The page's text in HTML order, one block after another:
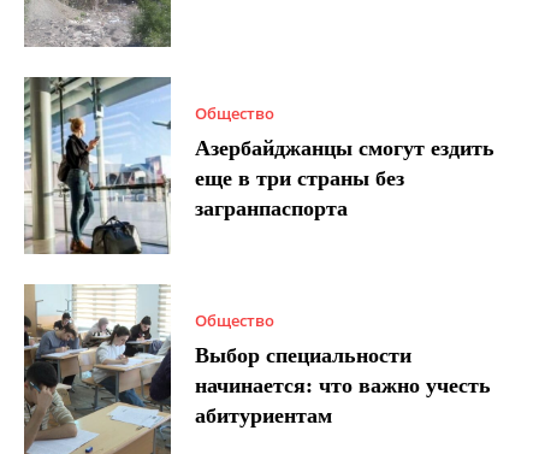
Общество
Азербайджанцы смогут ездить
еще в три страны без
загранпаспорта
Общество
Выбор специальности
начинается: что важно учесть
абитуриентам